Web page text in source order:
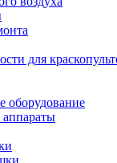
для
оборудование